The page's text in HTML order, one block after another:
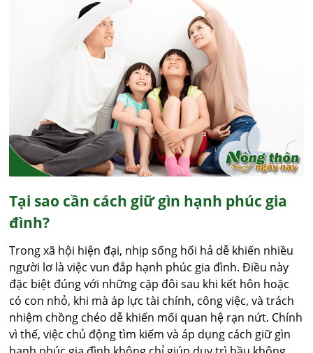
Tại sao cần cách giữ gìn hạnh phúc gia
đình?
Trong xã hội hiện đại, nhịp sống hối hả dễ khiến nhiều
người lơ là việc vun đắp hạnh phúc gia đình. Điều này
đặc biệt đúng với những cặp đôi sau khi kết hôn hoặc
có con nhỏ, khi mà áp lực tài chính, công việc, và trách
nhiệm chồng chéo dễ khiến mối quan hệ rạn nứt. Chính
vì thế, việc chủ động tìm kiếm và áp dụng cách giữ gìn